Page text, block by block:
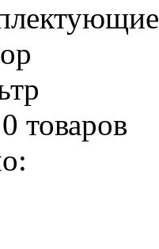
0 товаров